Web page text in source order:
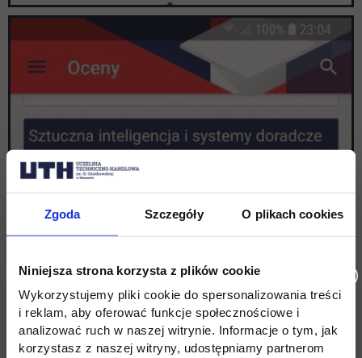
Zgoda Szczegóły O plikach cookies
Niniejsza strona korzysta z plików cookie
Wykorzystujemy pliki cookie do spersonalizowania treści
i reklam, aby oferować funkcje społecznościowe i
analizować ruch w naszej witrynie. Informacje o tym, jak
korzystasz z naszej witryny, udostępniamy partnerom